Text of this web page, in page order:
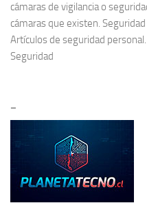
cámaras de vigilancia o
cámaras que existen.
Artículos de seguridad personal.
Seguridad
–